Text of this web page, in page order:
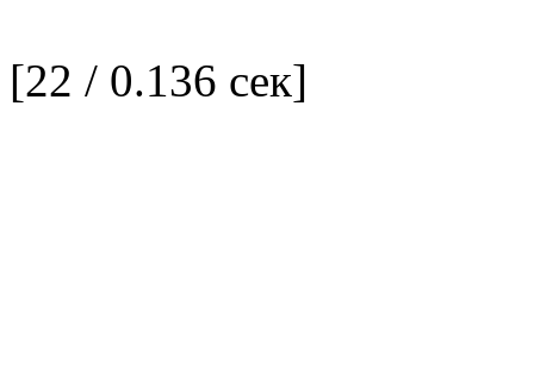
[22 / 0.136 сек]